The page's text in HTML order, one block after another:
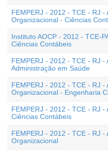
FEMPERJ - 2012 - TCE - RJ
Organizacional - Ciências
Instituto AOCP - 2012 - TCE-
Ciências Contábeis
FEMPERJ - 2012 - TCE - RJ
Administração em Saúde
FEMPERJ - 2012 - TCE - RJ
Organizacional - Engenharia
FEMPERJ - 2012 - TCE - RJ
Ciências Contábeis
FEMPERJ - 2012 - TCE - RJ
Organizacional